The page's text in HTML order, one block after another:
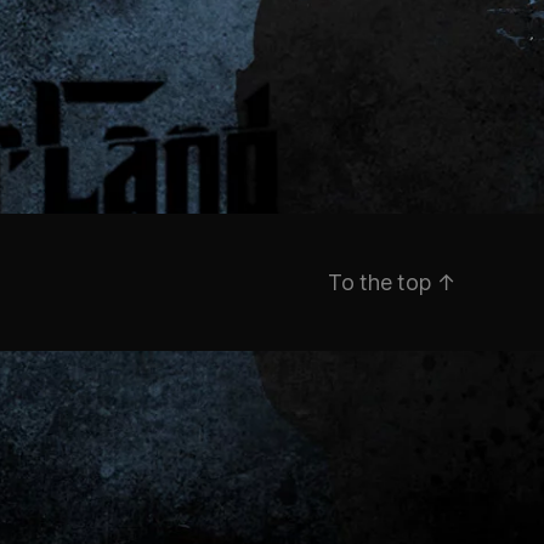
To the top ↑